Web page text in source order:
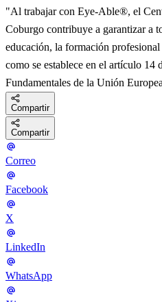
"Al trabajar con Eye-Able®, el
Coburgo contribuye a garantizar a
educación, la formación
como se establece en el artículo 14
Fundamentales de la Unión
Compartir
Compartir
Correo
Facebook
X
LinkedIn
WhatsApp